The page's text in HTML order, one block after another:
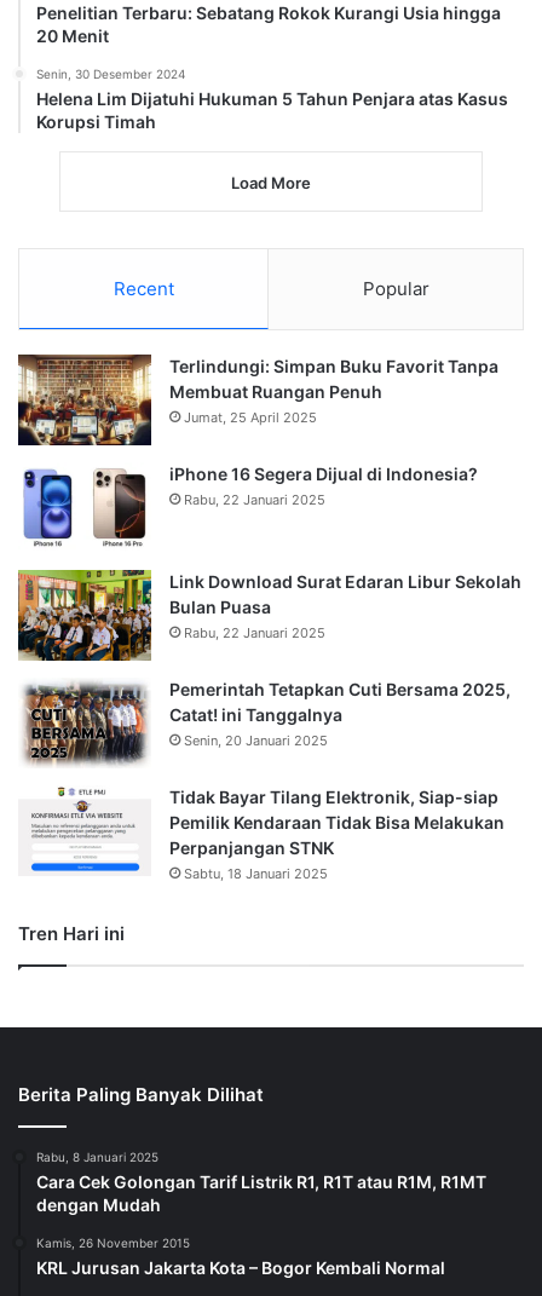
Penelitian Terbaru: Sebatang Rokok Kurangi Usia hingga
20 Menit
Senin, 30 Desember 2024
Helena Lim Dijatuhi Hukuman 5 Tahun Penjara atas Kasus
Korupsi Timah
Load More
Recent Popular
Terlindungi: Simpan Buku Favorit Tanpa
Membuat Ruangan Penuh
Jumat, 25 April 2025
iPhone 16 Segera Dijual di Indonesia?
Rabu, 22 Januari 2025
Link Download Surat Edaran Libur Sekolah
Bulan Puasa
Rabu, 22 Januari 2025
Pemerintah Tetapkan Cuti Bersama 2025,
Catat! ini Tanggalnya
Senin, 20 Januari 2025
Tidak Bayar Tilang Elektronik, Siap-siap
Pemilik Kendaraan Tidak Bisa Melakukan
Perpanjangan STNK
Sabtu, 18 Januari 2025
Tren Hari ini
Berita Paling Banyak Dilihat
Rabu, 8 Januari 2025
Cara Cek Golongan Tarif Listrik R1, R1T atau R1M, R1MT
dengan Mudah
Kamis, 26 November 2015
KRL Jurusan Jakarta Kota – Bogor Kembali Normal